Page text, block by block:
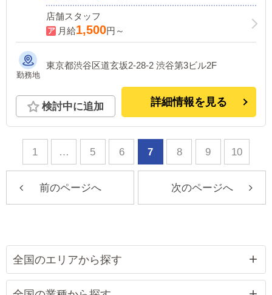
店舗スタッフ
月給1,500円～
勤務地
東京都渋谷区道玄坂2-28-2 渋谷第3ビル2F
検討中に追加 詳細情報を見る
1 … 5 6 7 8 9 10
前のページへ 次のページへ
全国のエリアから探す